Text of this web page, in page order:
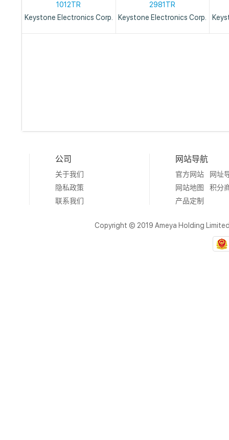
1012TR
Keystone Electronics Corp.
2981TR
Keystone Electronics Corp.
公司
关于我们
隐私政策
联系我们
网站导航
官方网站
网址
网站地图
积分
产品定制
Copyright © 2019 Ameya Holding